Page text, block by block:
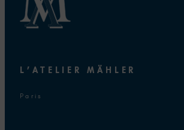
L’ATELIER MÄHLER
Paris